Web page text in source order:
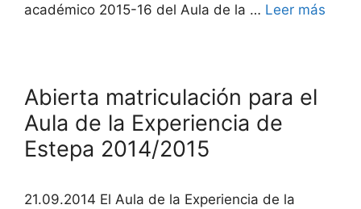
académico 2015-16 del Aula de la … Leer más
Abierta matriculación para el
Aula de la Experiencia de
Estepa 2014/2015
21.09.2014 El Aula de la Experiencia de la